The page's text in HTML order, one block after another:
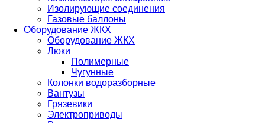
Изолирующие соединения
Газовые баллоны
Оборудование ЖКХ
Оборудование ЖКХ
Люки
Полимерные
Чугунные
Колонки водоразборные
Вантузы
Грязевики
Электроприводы